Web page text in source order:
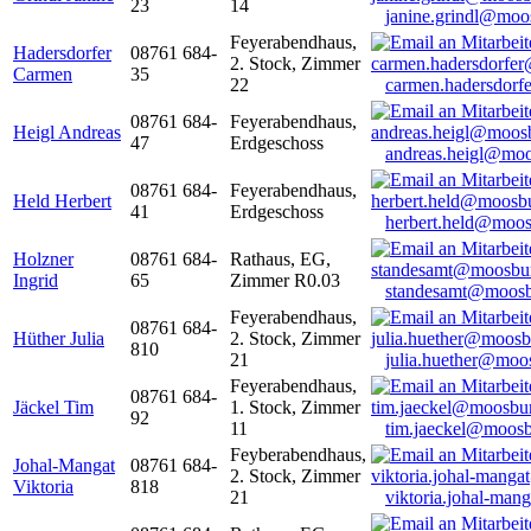
23 14
Hadersdorfer
Carmen
08761 684-
35
Feyerabendhaus,
2. Stock, Zimmer
22
Heigl Andreas
08761 684-
47
Feyerabendhaus,
Erdgeschoss
Held Herbert
08761 684-
41
Feyerabendhaus,
Erdgeschoss
Holzner
Ingrid
08761 684-
65
Rathaus, EG,
Zimmer R0.03
Hüther Julia
08761 684-
810
Feyerabendhaus,
2. Stock, Zimmer
21
Jäckel Tim
08761 684-
92
Feyerabendhaus,
1. Stock, Zimmer
11
Johal-Mangat
Viktoria
08761 684-
818
Feyberabendhaus,
2. Stock, Zimmer
21
viktoria.johal-